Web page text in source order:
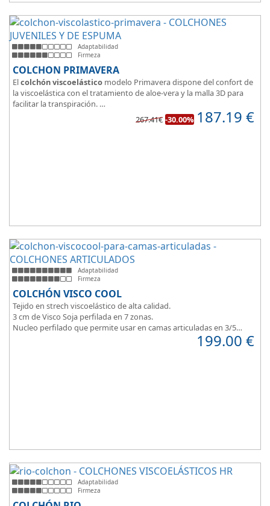
Adaptabilidad
Firmeza
COLCHON PRIMAVERA
Elcolchón viscoelástico modelo Primavera dispone del confort de
la viscoelástica con el tratamiento de aloe-vera y la malla 3D para
facilitar la transpiración.
Según medida del colchón estamos hablando tanto de un colchón
267.41€ -30.00% 187.19 €
Adaptabilidad
Firmeza
COLCHÓN VISCO COOL
Tejido en strech viscoelástico de alta calidad.
3 cm de Visco Soja perfilada en 7 zonas.
Nucleo perfilado que permite usar en camas articuladas en 3/5
199.00 €
Adaptabilidad
Firmeza